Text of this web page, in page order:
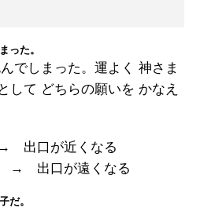
った。
でしまった。運よく 神さま
して どちらの願いを かなえ
出口が近くなる
→ 出口が遠くなる
だ。